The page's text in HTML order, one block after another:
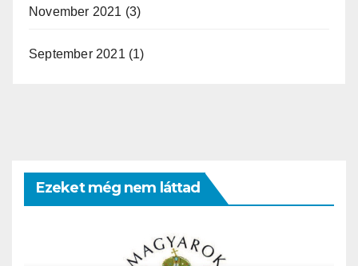
November 2021 (3)
September 2021 (1)
Ezeket még nem láttad